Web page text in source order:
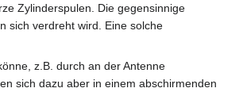
Zylinderspulen. Die gegensinnige
sich verdreht wird. Eine solche
z.B. durch an der Antenne
sich dazu aber in einem abschirmenden